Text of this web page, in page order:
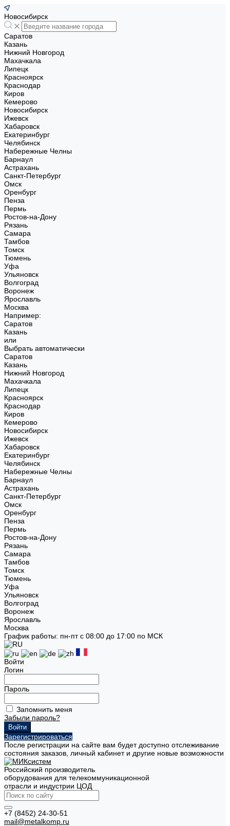
Новосибирск
Саратов
Казань
Нижний Новгород
Махачкала
Липецк
Красноярск
Краснодар
Киров
Кемерово
Новосибирск
Ижевск
Хабаровск
Екатеринбург
Челябинск
Набережные Челны
Барнаул
Астрахань
Санкт-Петербург
Омск
Оренбург
Пенза
Пермь
Ростов-на-Дону
Рязань
Самара
Тамбов
Томск
Тюмень
Уфа
Ульяновск
Волгоград
Воронеж
Ярославль
Москва
Например:
Саратов
Казань
или
Выбрать автоматически
Саратов
Казань
Нижний Новгород
Махачкала
Липецк
Красноярск
Краснодар
Киров
Кемерово
Новосибирск
Ижевск
Хабаровск
Екатеринбург
Челябинск
Набережные Челны
Барнаул
Астрахань
Санкт-Петербург
Омск
Оренбург
Пенза
Пермь
Ростов-на-Дону
Рязань
Самара
Тамбов
Томск
Тюмень
Уфа
Ульяновск
Волгоград
Воронеж
Ярославль
Москва
График работы: пн-пт с 08:00 до 17:00 по МСК
Войти
Логин
Пароль
Запомнить меня
Забыли пароль?
Зарегистрироваться
После регистрации на сайте вам будет доступно отслеживание
состояния заказов, личный кабинет и другие новые возможности
Российский производитель
оборудования для телекоммуникационной
отрасли и индустрии ЦОД
+7 (8452) 24-30-51
mail@metalkomp.ru